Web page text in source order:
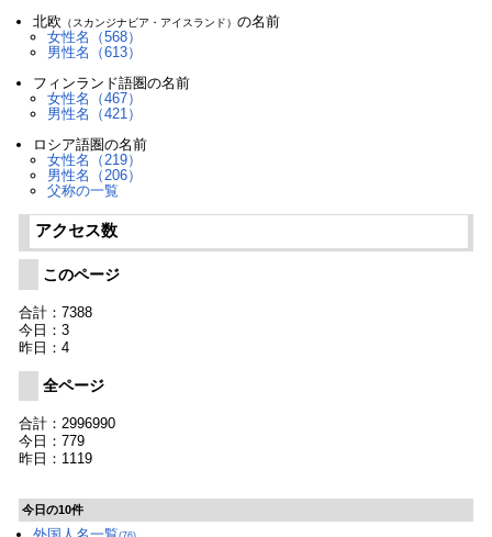
北欧 （スカンジナビア・アイスランド） の名前
女性名（568）
男性名（613）
フィンランド語圏の名前
女性名（467）
男性名（421）
ロシア語圏の名前
女性名（219）
男性名（206）
父称の一覧
アクセス数
このページ
合計：7388
今日：3
昨日：4
全ページ
合計：2996990
今日：779
昨日：1119
今日の10件